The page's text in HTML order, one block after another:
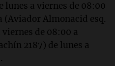
lunes a viernes de 08:00
(Aviador Almonacid esq.
de 08:00 a
2187) de lunes a